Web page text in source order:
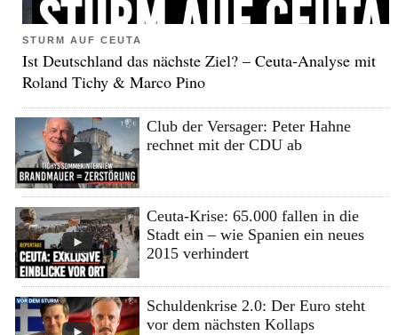
STURM AUF CEUTA
Ist Deutschland das nächste Ziel? – Ceuta-Analyse mit
Roland Tichy & Marco Pino
Club der Versager: Peter Hahne
rechnet mit der CDU ab
Ceuta-Krise: 65.000 fallen in die
Stadt ein – wie Spanien ein neues
2015 verhindert
Schuldenkrise 2.0: Der Euro steht
vor dem nächsten Kollaps